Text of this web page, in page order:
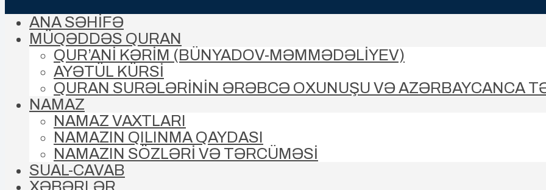
ANA SƏHİFƏ
MÜQƏDDƏS QURAN
QUR’ANİ KƏRİM (BÜNYADOV-MƏMMƏDƏLIYEV)
AYƏTÜL KÜRSİ
QURAN SURƏLƏRİNİN ƏRƏBCƏ OXUNUŞU VƏ AZƏRBAYCANCA
NAMAZ
NAMAZ VAXTLARI
NAMAZIN QILINMA QAYDASI
NAMAZIN SÖZLƏRİ VƏ TƏRCÜMƏSİ
SUAL-CAVAB
XƏBƏRLƏR